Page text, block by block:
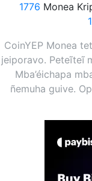
1776 Monea
CoinYEP Monea
jeiporavo. Peteĩteĩ
Mba’éichapa
ñemuha guive.